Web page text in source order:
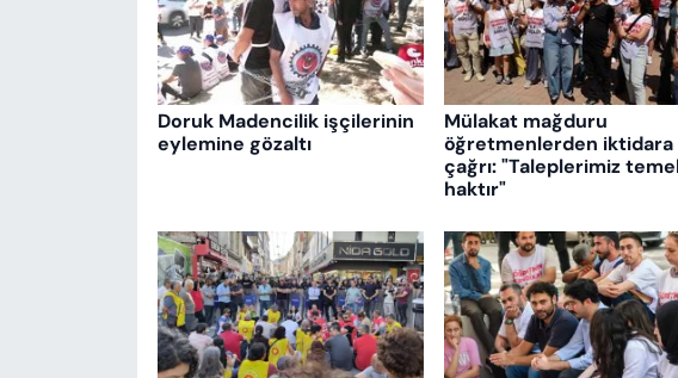
Doruk Madencilik işçilerinin
eylemine gözaltı
Mülakat mağduru
öğretmenlerden iktidara
çağrı: "Taleplerimiz
haktır"